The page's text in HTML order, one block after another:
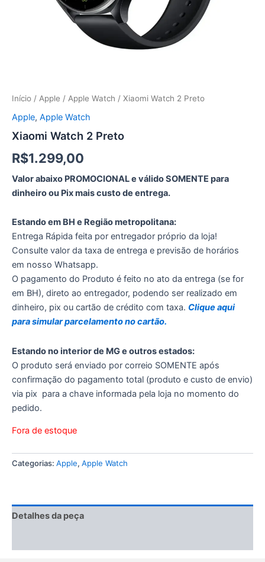
Início / Apple / Apple Watch / Xiaomi Watch 2 Preto
Apple, Apple Watch
Xiaomi Watch 2 Preto
R$1.299,00
Valor abaixo PROMOCIONAL e válido SOMENTE para
dinheiro ou Pix mais custo de entrega.
Estando em BH e Região metropolitana:
Entrega Rápida feita por entregador próprio da loja!
Consulte valor da taxa de entrega e previsão de horários
em nosso Whatsapp.
O pagamento do Produto é feito no ato da entrega (se for
em BH), direto ao entregador, podendo ser realizado em
dinheiro, pix ou cartão de crédito com taxa. Clique aqui
para simular parcelamento no cartão.
Estando no interior de MG e outros estados:
O produto será enviado por correio SOMENTE após
confirmação do pagamento total (produto e custo de envio)
via pix para a chave informada pela loja no momento do
pedido.
Fora de estoque
Categorias: Apple, Apple Watch
Detalhes da peça